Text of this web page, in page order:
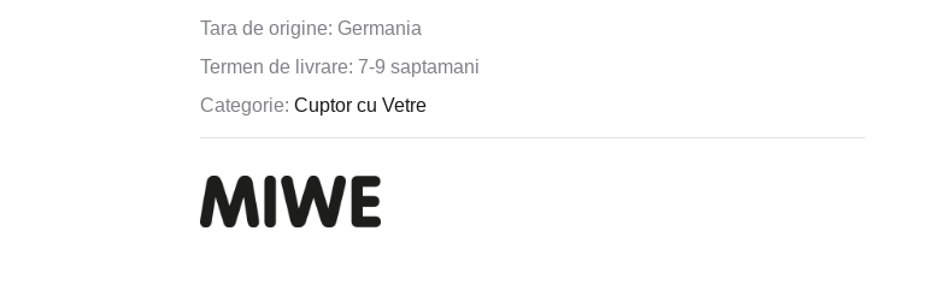
Termen de livrare: 7-9 saptamani
Categorie: Cuptor cu Vetre
Tara de origine: Germania